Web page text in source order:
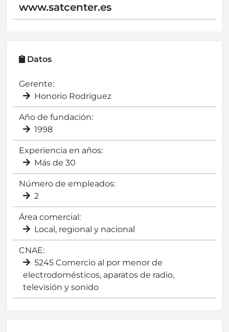
www.satcenter.es
Datos
Gerente:
Honorio Rodriguez
Año de fundación:
1998
Experiencia en años:
Más de 30
Número de empleados:
2
Área comercial:
Local, regional y nacional
CNAE:
5245 Comercio al por menor de
electrodomésticos, aparatos de radio,
televisión y sonido